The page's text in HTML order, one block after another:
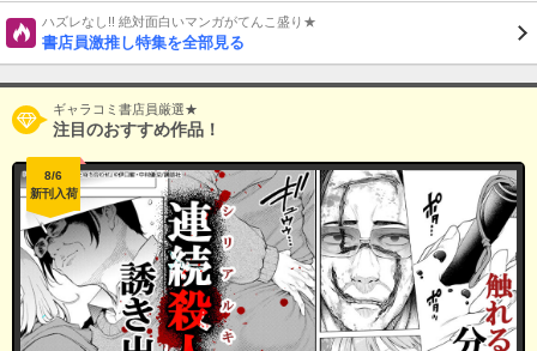
ハズレなし!! 絶対面白いマンガがてんこ盛り★
書店員激推し特集を全部見る
ギャラコミ書店員厳選★
注目のおすすめ作品！
8/6
新刊入荷